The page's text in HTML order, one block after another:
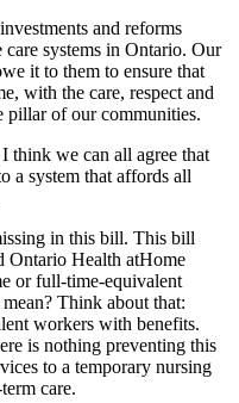
and reforms
systems in Ontario. Our
it to them to ensure that
with the care, respect and
pillar of our communities.
think we can all agree that
a system that affords all
in this bill. This bill
Ontario Health atHome
or full-time-equivalent
Think about that:
workers with benefits.
is nothing preventing this
to a temporary nursing
care.